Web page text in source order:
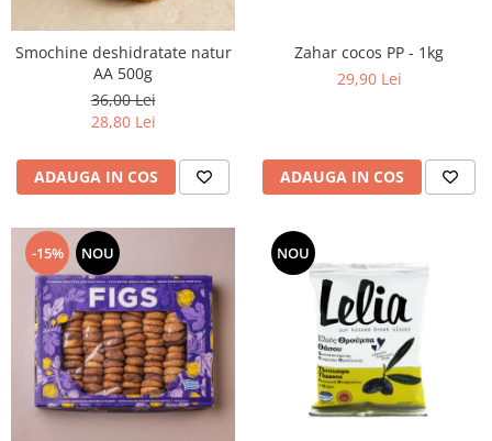
Smochine deshidratate natur
AA 500g
36,00 Lei
28,80 Lei
ADAUGA IN COS
Zahar cocos PP - 1kg
29,90 Lei
ADAUGA IN COS
-15% NOU NOU